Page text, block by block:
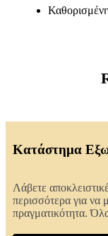
Κατάστημα
Λάβετε
περισσότερα για να
πραγματικότητα.